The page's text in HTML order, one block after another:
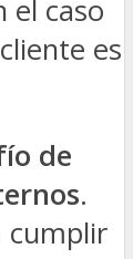
el caso
es
de
.
cumplir